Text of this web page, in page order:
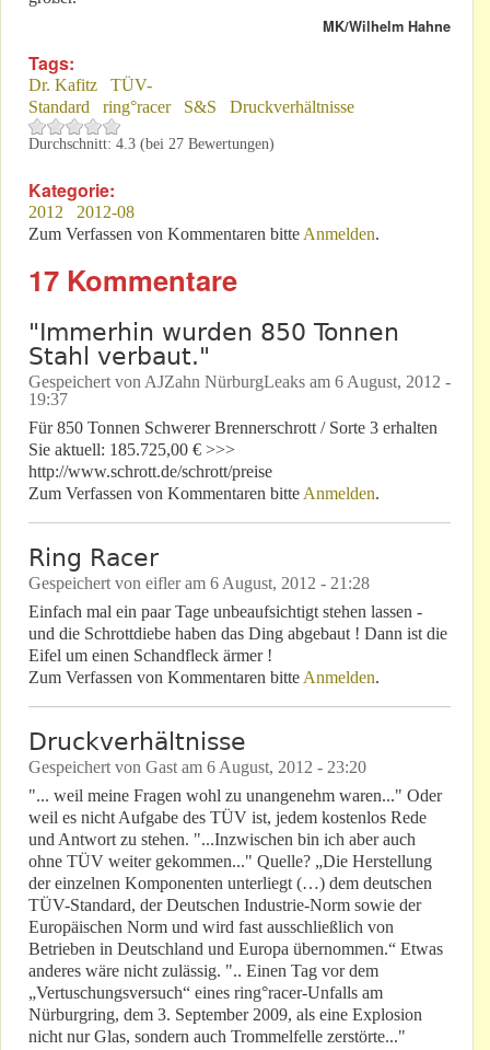
MK/Wilhelm Hahne
Tags:
Dr. Kafitz
TÜV-
Standard
ring°racer S&S Druckverhältnisse
Durchschnitt: 4.3 (bei 27 Bewertungen)
Kategorie:
2012
2012-08
Zum Verfassen von Kommentaren bitte Anmelden.
17 Kommentare
"Immerhin wurden 850 Tonnen
Stahl verbaut."
Gespeichert von AJZahn NürburgLeaks am 6 August, 2012 -
19:37
Für 850 Tonnen Schwerer Brennerschrott / Sorte 3 erhalten
Sie aktuell: 185.725,00 € >>>
http://www.schrott.de/schrott/preise
Zum Verfassen von Kommentaren bitte Anmelden.
Ring Racer
Gespeichert von eifleram 6 August, 2012 - 21:28
Einfach mal ein paar Tage unbeaufsichtigt stehen lassen -
und die Schrottdiebe haben das Ding abgebaut ! Dann ist die
Eifel um einen Schandfleck ärmer !
Zum Verfassen von Kommentaren bitte Anmelden.
Druckverhältnisse
Gespeichert von Gast am 6 August, 2012 - 23:20
"... weil meine Fragen wohl zu unangenehm waren..." Oder
weil es nicht Aufgabe des TÜV ist, jedem kostenlos Rede
und Antwort zu stehen. "...Inzwischen bin ich aber auch
ohne TÜV weiter gekommen..." Quelle? „Die Herstellung
der einzelnen Komponenten unterliegt (…) dem deutschen
TÜV-Standard, der Deutschen Industrie-Norm sowie der
Europäischen Norm und wird fast ausschließlich von
Betrieben in Deutschland und Europa übernommen.“ Etwas
anderes wäre nicht zulässig. ".. Einen Tag vor dem
„Vertuschungsversuch“ eines ring°racer-Unfalls am
Nürburgring, dem 3. September 2009, als eine Explosion
nicht nur Glas, sondern auch Trommelfelle zerstörte..."